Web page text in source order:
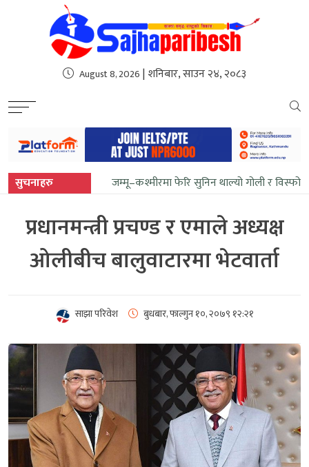
sweet bonanza
August 8, 2026 | शनिबार, साउन २४, २०८३
सुचनाहरु जम्मू–कश्मीरमा फेरि सुनिन थाल्यो गोली र
प्रधानमन्त्री प्रचण्ड र एमाले अध्यक्ष
ओलीबीच बालुवाटारमा भेटवार्ता
साझा परिवेश बुधबार, फाल्गुन १०, २०७९ १२:२१